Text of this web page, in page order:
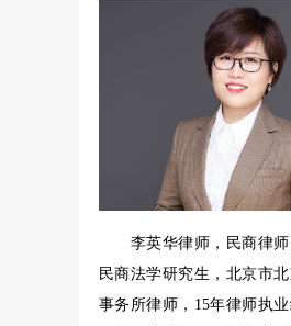
李英华律师，民商律师
民商法学研究生，北京市
事务所律师，15年律师执